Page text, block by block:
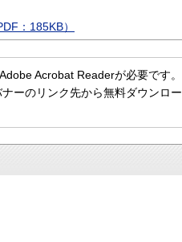
：185KB）
Acrobat Readerが必要です。
ーのリンク先から無料ダウンロー